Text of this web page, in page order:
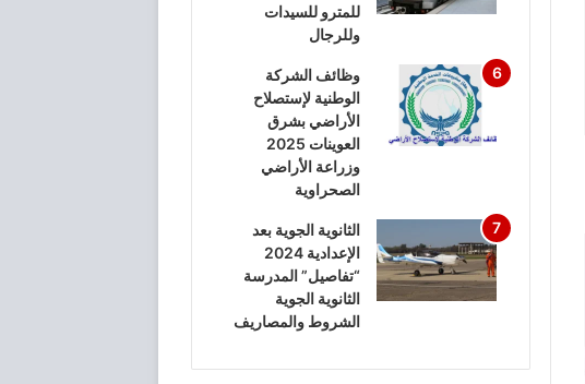
للمترو للسيدات
وللرجال
وظائف الشركة
الوطنية لإستصلاح
الأراضي بشرق
العوينات 2025
وزراعة الأراضي
الصحراوية
الثانوية الجوية بعد
الإعدادية 2024
“تفاصيل” المدرسة
الثانوية الجوية
الشروط والمصاريف